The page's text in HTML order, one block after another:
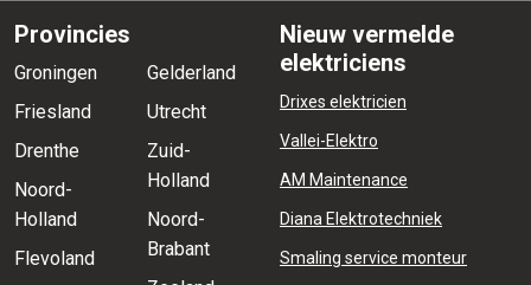
Provincies
Groningen
Friesland
Drenthe
Noord-
Holland
Flevoland
Gelderland
Utrecht
Zuid-
Holland
Noord-
Brabant
Nieuw vermelde
elektriciens
Drixes elektricien
Vallei-Elektro
AM Maintenance
Diana Elektrotechniek
Smaling service monteur